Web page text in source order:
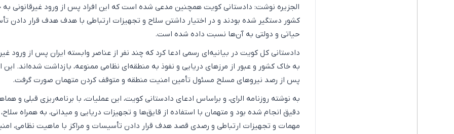
الجزیره نوشت: دادستانی کویت همچنین مدعی شده است که این افراد پس از ورود غیرقانونی
کشور دستگیر شده بودند و در اختیار داشتن سلاح و تجهیزات ارتباطی با هدف هدف قرار دادن
حیاتی و دولتی به آن‌ها نسبت داده شده است.
دادستانی کل کویت در بیانیه‌ای رسمی ادعا کرد که چند نفر از عناصر وابسته ایران پس از ورود
به خاک کشور و عبور از مرزهای دریایی و نفوذ به منطقه‌ای نظامی ممنوعه، بازداشت شده‌اند. این
پس از رصد نیروهای مسلح مسئول تأمین امنیت منطقه و متوقف کردن متهمان صورت گرفت.
به نوشته روزنامه الرای، و براساس ادعای دادستانی کویت، این عملیات، با برنامه‌ریزی قبلی و
دقیق انجام شده بود و متهمان با استفاده از قایق‌ها و تجهیزات دریایی و میدانی، به همراه سلاح،
مهمات و تجهیزات ارتباطی و رصدی قصد هدف قرار دادن تأسیسات و مراکز با ماهیت نظامی،